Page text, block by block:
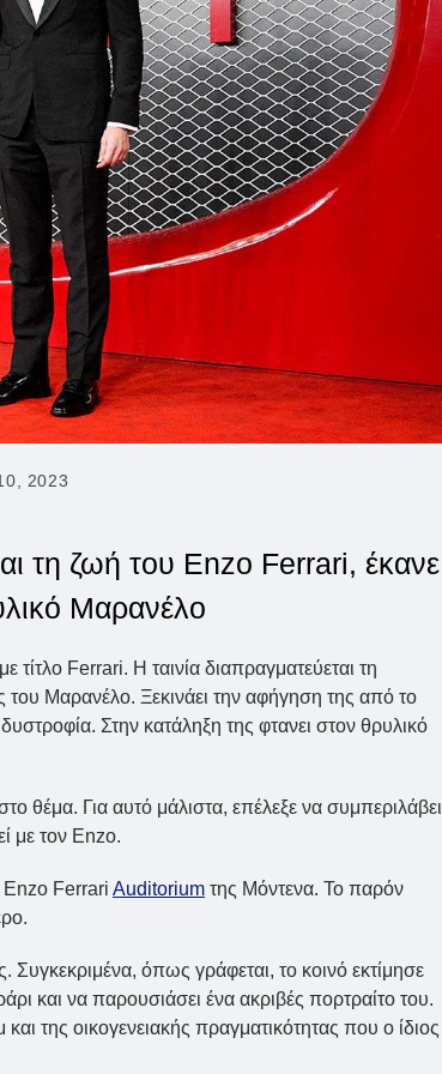
2023
τη ζωή του Enzo Ferrari, έκανε
Μαρανέλο
Ferrari. Η ταινία διαπραγματεύεται τη
του Μαρανέλο. Ξεκινάει την αφήγηση της από το
Στην κατάληξη της φτανει στον θρυλικό
θέμα. Για αυτό μάλιστα, επέλεξε να συμπεριλάβει
με τον Enzo.
Enzo Ferrari Auditorium της Μόντενα. Το παρόν
όπως γράφεται, το κοινό εκτίμησε
και να παρουσιάσει ένα ακριβές πορτραίτο του.
της οικογενειακής πραγματικότητας που ο ίδιος